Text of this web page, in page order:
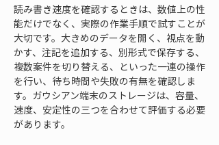
読み書き速度を確認するときは、数値上の性
能だけでなく、実際の作業手順で試すことが
大切です。大きめのデータを開く、視点を動
かす、注記を追加する、別形式で保存する、
複数案件を切り替える、といった一連の操作
を行い、待ち時間や失敗の有無を確認しま
す。ガウシアン端末のストレージは、容量、
速度、安定性の三つを合わせて評価する必要
があります。